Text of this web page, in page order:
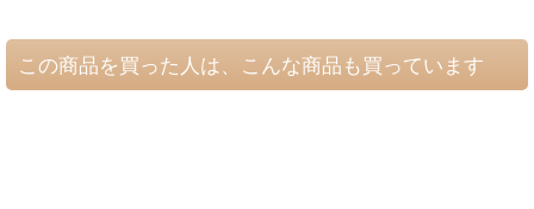
この商品を買った人は、こんな商品も買っています